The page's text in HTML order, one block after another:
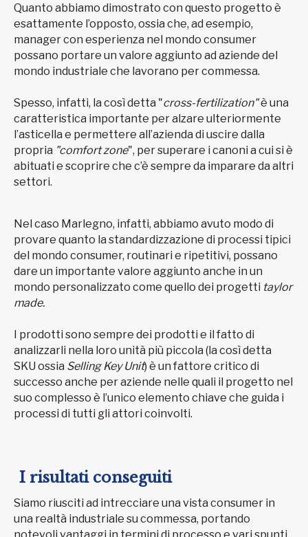
Quanto abbiamo dimostrato con questo progetto è
esattamente l’opposto, ossia che, ad esempio,
manager con esperienza nel mondo consumer
possano portare un valore aggiunto ad aziende del
mondo industriale che lavorano per commessa.
Spesso, infatti, la così detta "cross-fertilization"è una
caratteristica importante per alzare ulteriormente
l’asticella e permettere all’azienda di uscire dalla
propria "comfort zone", per superare i canoni a cui si è
abituati e scoprire che c’è sempre da imparare da altri
settori.
Nel caso Marlegno, infatti, abbiamo avuto modo di
provare quanto la standardizzazione di processi tipici
del mondo consumer, routinari e ripetitivi, possano
dare un importante valore aggiunto anche in un
mondo personalizzato come quello dei progetti taylor
made.
I prodotti sono sempre dei prodotti e il fatto di
analizzarli nella loro unità più piccola (la così detta
SKU ossia Selling Key Unit) è un fattore critico di
successo anche per aziende nelle quali il progetto nel
suo complesso è l’unico elemento chiave che guida i
processi di tutti gli attori coinvolti.
I risultati conseguiti
Siamo riusciti ad intrecciare una vista consumer in
una realtà industriale su commessa, portando